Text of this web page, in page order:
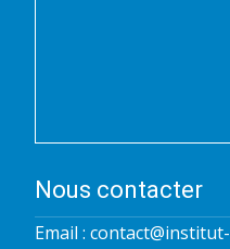
Nous contacter
Email :